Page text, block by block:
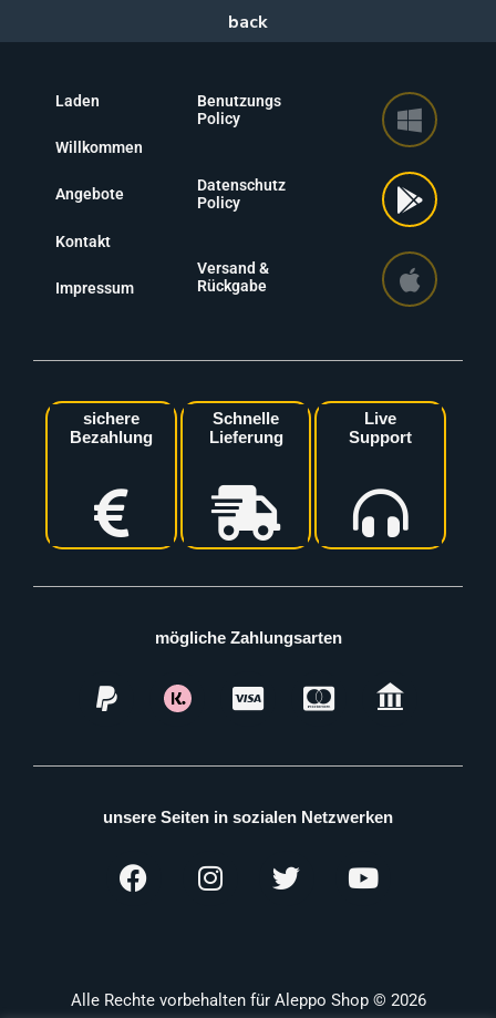
Laden
Willkommen
Angebote
Kontakt
Impressum
Benutzungs
Policy
Datenschutz
Policy
Versand &
Rückgabe
sichere
Bezahlung
Schnelle
Lieferung
Live
Support
mögliche Zahlungsarten
unsere Seiten in sozialen Netzwerken
Alle Rechte vorbehalten für Aleppo Shop © 2026